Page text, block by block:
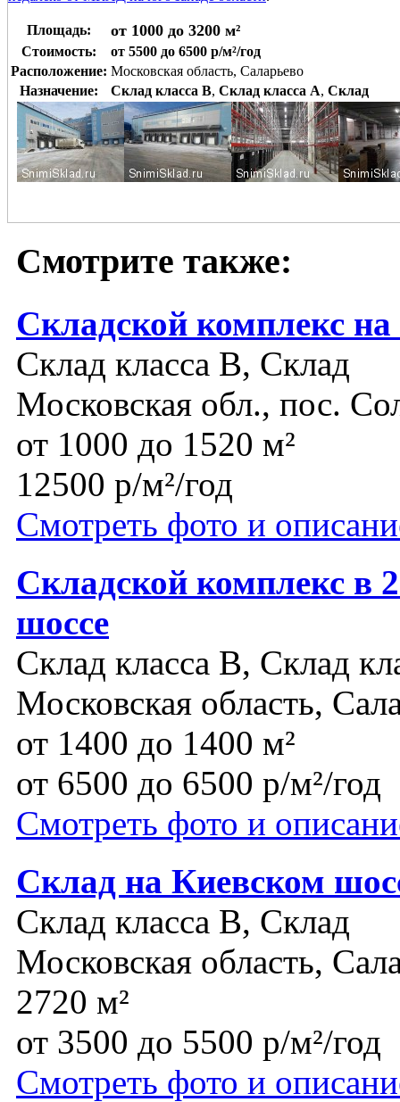
Площадь: от 1000 до 3200 м²
Стоимость:
от 5500 до 6500 р/м²/год
Расположение: Московская область, Саларьево
Назначение:
Склад класса B, Склад класса A, Склад
Смотрите также:
Складской комплекс
Склад класса B, Склад
Московская обл., пос.
от 1000 до 1520 м²
12500 р/м²/год
Смотреть фото и
Складской комплекс
шоссе
Склад класса B, Склад
Московская область,
от 1400 до 1400 м²
от 6500 до 6500 р/м²/год
Смотреть фото и
Склад на Киевском
Склад класса B, Склад
Московская область,
2720 м²
от 3500 до 5500 р/м²/год
Смотреть фото и